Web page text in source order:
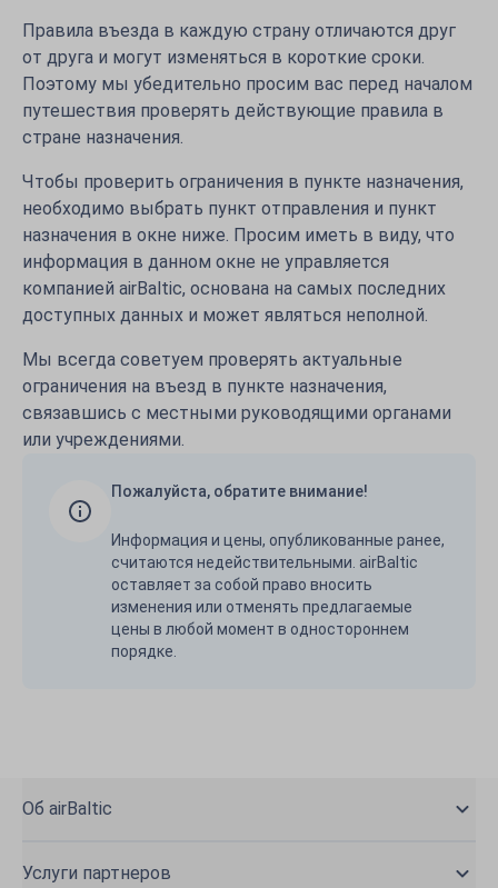
Правила въезда в каждую страну отличаются друг
от друга и могут изменяться в короткие сроки.
Поэтому мы убедительно просим вас перед началом
путешествия проверять действующие правила в
стране назначения.
Чтобы проверить ограничения в пункте назначения,
необходимо выбрать пункт отправления и пункт
назначения в окне ниже. Просим иметь в виду, что
информация в данном окне не управляется
компанией airBaltic, основана на самых последних
доступных данных и может являться неполной.
Мы всегда советуем проверять актуальные
ограничения на въезд в пункте назначения,
связавшись с местными руководящими органами
или учреждениями.
Пожалуйста, обратите внимание!
Информация и цены, опубликованные ранее,
считаются недействительными. airBaltic
оставляет за собой право вносить
изменения или отменять предлагаемые
цены в любой момент в одностороннем
порядке.
Об airBaltic
Услуги партнеров